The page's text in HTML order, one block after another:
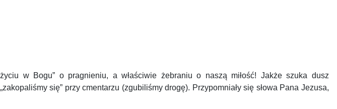
w Bogu” o pragnieniu, a właściwie żebraniu o naszą miłość! Jakże szuka dusz
się” przy cmentarzu (zgubiliśmy drogę). Przypomniały się słowa Pana Jezusa,